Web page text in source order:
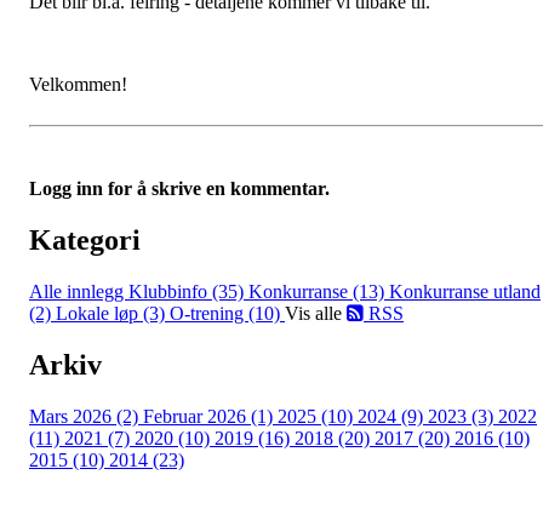
Velkommen!
Logg inn for å skrive en kommentar.
Kategori
Alle innlegg Klubbinfo (35) Konkurranse (13) Konkurranse utland
(2) Lokale løp (3) O-trening (10) Vis alle RSS
Arkiv
Mars 2026 (2) Februar 2026 (1) 2025 (10) 2024 (9) 2023 (3) 2022
(11) 2021 (7) 2020 (10) 2019 (16) 2018 (20) 2017 (20) 2016 (10)
2015 (10) 2014 (23)